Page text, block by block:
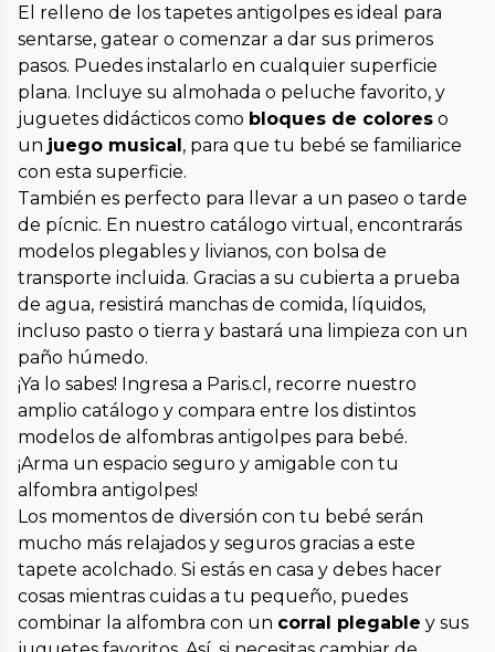
El relleno de los tapetes antigolpes es ideal para
sentarse, gatear o comenzar a dar sus primeros
pasos. Puedes instalarlo en cualquier superficie
plana. Incluye su almohada o peluche favorito, y
juguetes didácticos como bloques de colores o
un juego musical, para que tu bebé se familiarice
con esta superficie.
También es perfecto para llevar a un paseo o tarde
de pícnic. En nuestro catálogo virtual, encontrarás
modelos plegables y livianos, con bolsa de
transporte incluida. Gracias a su cubierta a prueba
de agua, resistirá manchas de comida, líquidos,
incluso pasto o tierra y bastará una limpieza con un
paño húmedo.
¡Ya lo sabes! Ingresa a Paris.cl, recorre nuestro
amplio catálogo y compara entre los distintos
modelos de alfombras antigolpes para bebé.
¡Arma un espacio seguro y amigable con tu
alfombra antigolpes!
Los momentos de diversión con tu bebé serán
mucho más relajados y seguros gracias a este
tapete acolchado. Si estás en casa y debes hacer
cosas mientras cuidas a tu pequeño, puedes
combinar la alfombra con un corral plegable y sus